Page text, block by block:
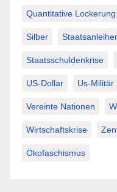
Quantitative Lockerung
Silber
Staatsschuldenkrise
US-Dollar Us-Militär
Vereinte Nationen
Wirtschaftskrise
Ökofaschismus